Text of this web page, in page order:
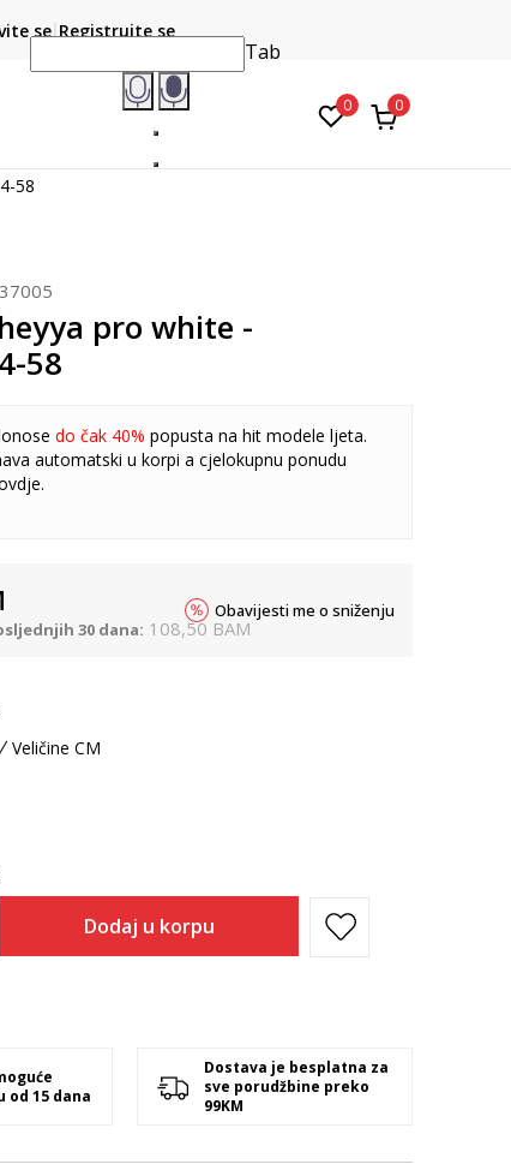
karticom online i preuzmite u prodavnici po vašem
se Registrujte se
Tab
0 0
58
pro white -
58
do čak 40% popusta na hit modele ljeta.
automatski u korpi a cjelokupnu ponudu
.
30 dana: 108,50 BAM
Obavijesti me o sniženju
Veličine CM
Dodaj u korpu
15 dana
Dostava je besplatna za
sve porudžbine preko
99KM